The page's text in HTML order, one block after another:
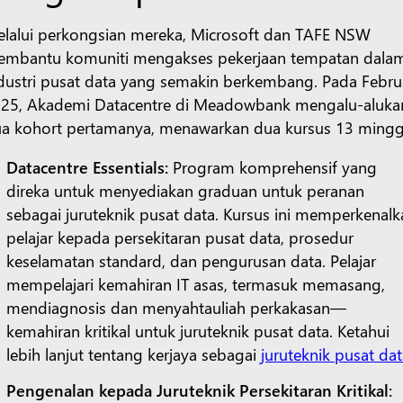
perkongsian mereka, Microsoft dan TAFE NSW
komuniti mengakses pekerjaan tempatan
pusat data yang semakin berkembang. Pada
Akademi Datacentre di Meadowbank mengalu-
kohort pertamanya, menawarkan dua kursus 13
Datacentre Essentials: Program komprehensif yang
direka untuk menyediakan graduan untuk peranan
sebagai juruteknik pusat data. Kursus ini
pelajar kepada persekitaran pusat data, prosedur
keselamatan standard, dan pengurusan data. Pelajar
mempelajari kemahiran IT asas, termasuk memasang,
mendiagnosis dan menyahtauliah perkakasan—
kemahiran kritikal untuk juruteknik pusat data. Ketahui
lebih lanjut tentang kerjaya sebagai juruteknik pusat
Pengenalan kepada Juruteknik Persekitaran Kritikal: